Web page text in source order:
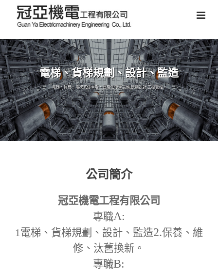
電梯、貨梯規劃、設計、監造
電梯、貨梯、電梯式停車塔、智能化停車設備,規劃設計,工程管理。
公司簡介
冠亞機電工程有限公司
專職A:
1電梯、貨梯規劃、設計、監造2.保養、維
修、汰舊換新。
專職B: